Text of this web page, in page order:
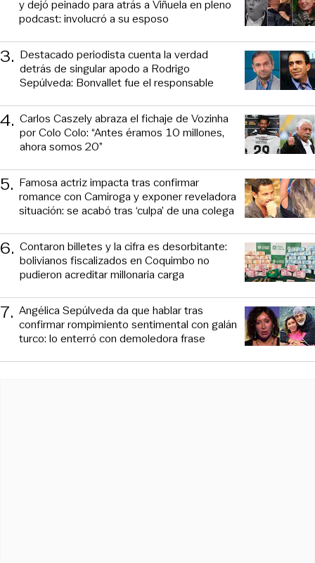
y dejó peinado para atrás a Viñuela en pleno
podcast: involucró a su esposo
3. Destacado periodista cuenta la verdad
detrás de singular apodo a Rodrigo
Sepúlveda: Bonvallet fue el responsable
4. Carlos Caszely abraza el fichaje de Vozinha
por Colo Colo: “Antes éramos 10 millones,
ahora somos 20”
5. Famosa actriz impacta tras confirmar
romance con Camiroga y exponer reveladora
situación: se acabó tras ‘culpa’ de una colega
6. Contaron billetes y la cifra es desorbitante:
bolivianos fiscalizados en Coquimbo no
pudieron acreditar millonaria carga
7. Angélica Sepúlveda da que hablar tras
confirmar rompimiento sentimental con galán
turco: lo enterró con demoledora frase